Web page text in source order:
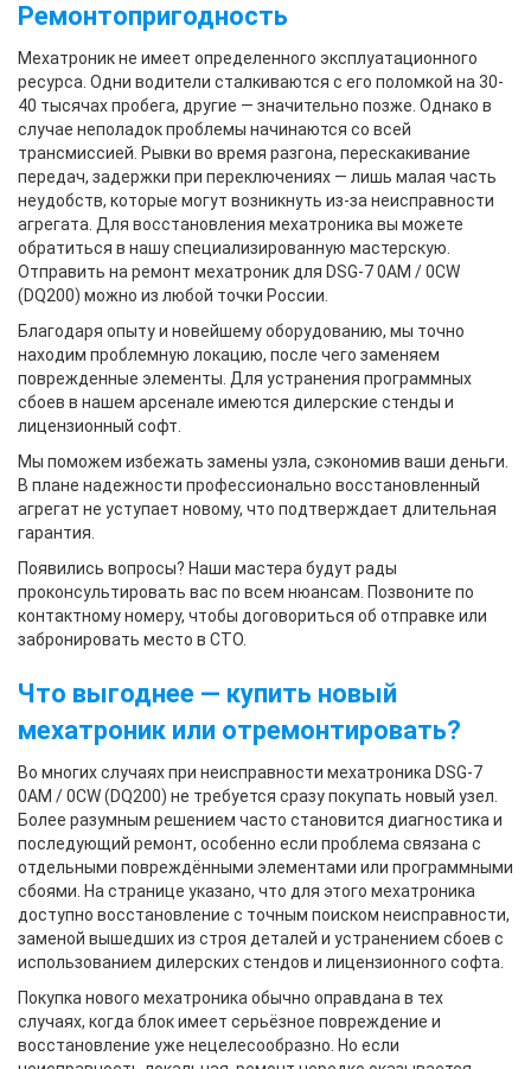
Ремонтопригодность
Мехатроник не имеет определенного эксплуатационного
ресурса. Одни водители сталкиваются с его поломкой на 30-
40 тысячах пробега, другие — значительно позже. Однако в
случае неполадок проблемы начинаются со всей
трансмиссией. Рывки во время разгона, перескакивание
передач, задержки при переключениях — лишь малая часть
неудобств, которые могут возникнуть из-за неисправности
агрегата. Для восстановления мехатроника вы можете
обратиться в нашу специализированную мастерскую.
Отправить на ремонт мехатроник для DSG-7 0AM / 0CW
(DQ200) можно из любой точки России.
Благодаря опыту и новейшему оборудованию, мы точно
находим проблемную локацию, после чего заменяем
поврежденные элементы. Для устранения программных
сбоев в нашем арсенале имеются дилерские стенды и
лицензионный софт.
Мы поможем избежать замены узла, сэкономив ваши деньги.
В плане надежности профессионально восстановленный
агрегат не уступает новому, что подтверждает длительная
гарантия.
Появились вопросы? Наши мастера будут рады
проконсультировать вас по всем нюансам. Позвоните по
контактному номеру, чтобы договориться об отправке или
забронировать место в СТО.
Что выгоднее — купить новый
мехатроник или отремонтировать?
Во многих случаях при неисправности мехатроника DSG-7
0AM / 0CW (DQ200) не требуется сразу покупать новый узел.
Более разумным решением часто становится диагностика и
последующий ремонт, особенно если проблема связана с
отдельными повреждёнными элементами или программными
сбоями. На странице указано, что для этого мехатроника
доступно восстановление с точным поиском неисправности,
заменой вышедших из строя деталей и устранением сбоев с
использованием дилерских стендов и лицензионного софта.
Покупка нового мехатроника обычно оправдана в тех
случаях, когда блок имеет серьёзное повреждение и
восстановление уже нецелесообразно. Но если